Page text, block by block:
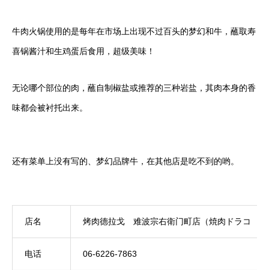
牛肉火锅使用的是每年在市场上出现不过百头的梦幻和牛，蘸取寿
喜锅酱汁和生鸡蛋后食用，超级美味！
无论哪个部位的肉，蘸自制椒盐或推荐的三种岩盐，其肉本身的香
味都会被衬托出来。
还有菜单上没有写的、梦幻品牌牛，在其他店是吃不到的哟。
店名 烤肉德拉戈 难波宗右衛门町店（焼肉ドラコ な
电话 06-6226-7863